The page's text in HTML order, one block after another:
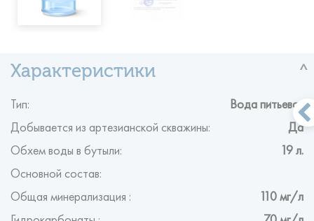
Тип: Вода питьевая
Добывается из артезианской скважины: Да
Обхем воды в бутыли: 19 л.
Основной состав:
Общая минерализация : 110 мг/л
Гидрокарбонаты : 70 мг/л